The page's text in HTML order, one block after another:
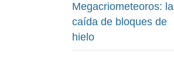
Megacriometeoros: la
caída de bloques de
hielo